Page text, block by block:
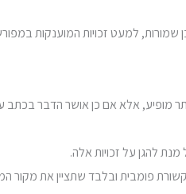
שמורות, למעט זכויות המוענקות
מופיע, אלא אם כן אושר הדבר בכתב